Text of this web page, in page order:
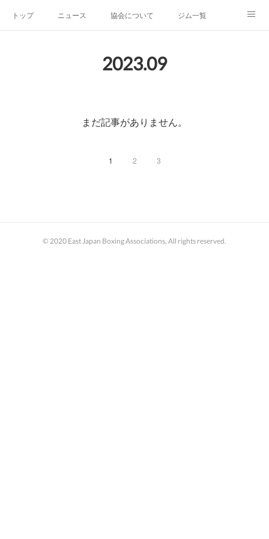
トップ ニュース 協会について ジム一覧
2023.09
まだ記事がありません。
1 2 3
© 2020 East Japan Boxing Associations, All rights reserved.